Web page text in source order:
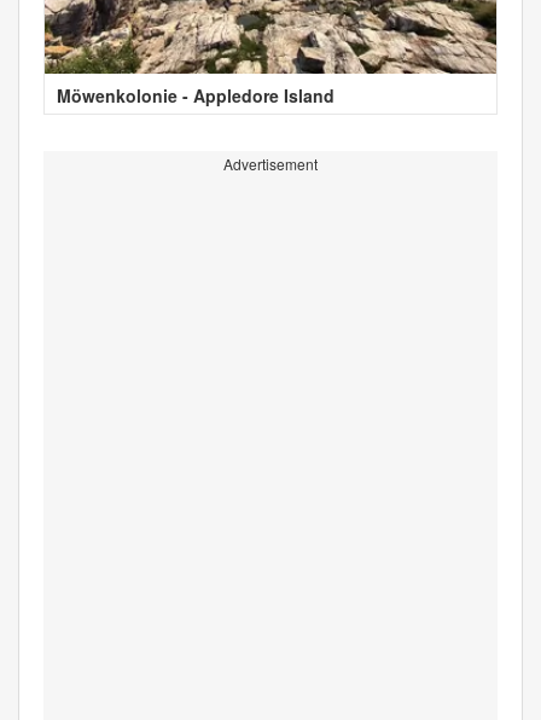
Möwenkolonie - Appledore Island
Advertisement